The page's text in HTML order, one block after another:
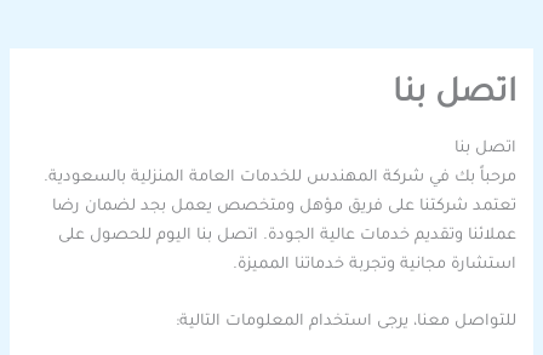
اتصل بنا
اتصل بنا
مرحباً بك في شركة المهندس للخدمات العامة المنزلية بالسعودية.
تعتمد شركتنا على فريق مؤهل ومتخصص يعمل بجد لضمان رضا
عملائنا وتقديم خدمات عالية الجودة. اتصل بنا اليوم للحصول على
استشارة مجانية وتجربة خدماتنا المميزة.
للتواصل معنا، يرجى استخدام المعلومات التالية: